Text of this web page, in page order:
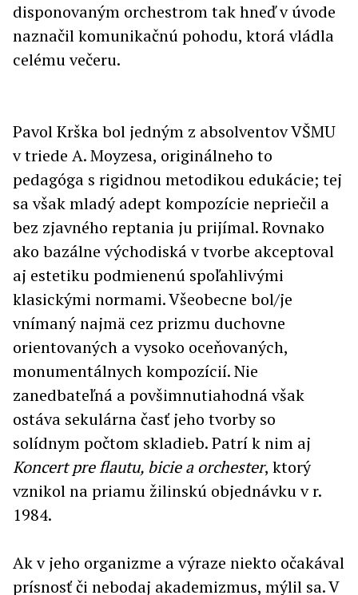
disponovaným orchestrom tak hneď v úvode
naznačil komunikačnú pohodu, ktorá vládla
celému večeru.
Pavol Krška bol jedným z absolventov VŠMU
v triede A. Moyzesa, originálneho to
pedagóga s rigidnou metodikou edukácie; tej
sa však mladý adept kompozície nepriečil a
bez zjavného reptania ju prijímal. Rovnako
ako bazálne východiská v tvorbe akceptoval
aj estetiku podmienenú spoľahlivými
klasickými normami. Všeobecne bol/je
vnímaný najmä cez prizmu duchovne
orientovaných a vysoko oceňovaných,
monumentálnych kompozícií. Nie
zanedbateľná a povšimnutiahodná však
ostáva sekulárna časť jeho tvorby so
solídnym počtom skladieb. Patrí k nim aj
Koncert pre flautu, bicie a orchester, ktorý
vznikol na priamu žilinskú objednávku v r.
1984.
Ak v jeho organizme a výraze niekto očakával
prísnosť či nebodaj akademizmus, mýlil sa. V